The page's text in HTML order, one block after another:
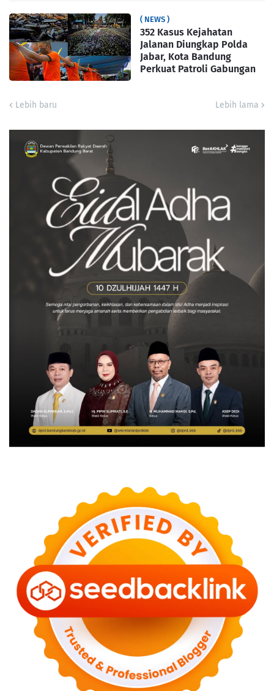
( NEWS )
352 Kasus Kejahatan
Jalanan Diungkap Polda
Jabar, Kota Bandung
Perkuat Patroli Gabungan
Lebih baru Lebih lama